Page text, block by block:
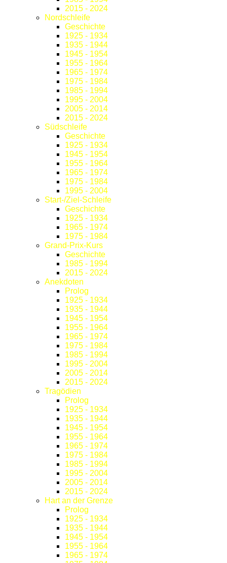
2015 - 2024
Nordschleife
Geschichte
1925 - 1934
1935 - 1944
1945 - 1954
1955 - 1964
1965 - 1974
1975 - 1984
1985 - 1994
1995 - 2004
2005 - 2014
2015 - 2024
Südschleife
Geschichte
1925 - 1934
1945 - 1954
1955 - 1964
1965 - 1974
1975 - 1984
1995 - 2004
Start-/Ziel-Schleife
Geschichte
1925 - 1934
1965 - 1974
1975 - 1984
Grand-Prix-Kurs
Geschichte
1985 - 1994
2015 - 2024
Anekdoten
Prolog
1925 - 1934
1935 - 1944
1945 - 1954
1955 - 1964
1965 - 1974
1975 - 1984
1985 - 1994
1995 - 2004
2005 - 2014
2015 - 2024
Tragödien
Prolog
1925 - 1934
1935 - 1944
1945 - 1954
1955 - 1964
1965 - 1974
1975 - 1984
1985 - 1994
1995 - 2004
2005 - 2014
2015 - 2024
Hart an der Grenze
Prolog
1925 - 1934
1935 - 1944
1945 - 1954
1955 - 1964
1965 - 1974